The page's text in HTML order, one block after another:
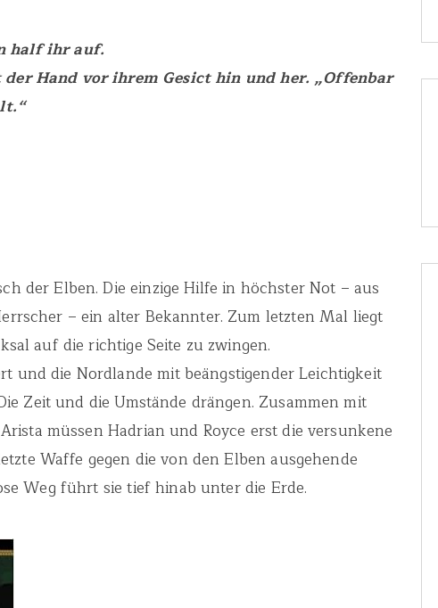
half ihr auf.
Hand vor ihrem Gesict hin und her. „Offenbar
der Elben. Die einzige Hilfe in höchster Not – aus
– ein alter Bekannter. Zum letzten Mal liegt
auf die richtige Seite zu zwingen.
und die Nordlande mit beängstigender Leichtigkeit
Zeit und die Umstände drängen. Zusammen mit
müssen Hadrian und Royce erst die versunkene
Waffe gegen die von den Elben ausgehende
Weg führt sie tief hinab unter die Erde.